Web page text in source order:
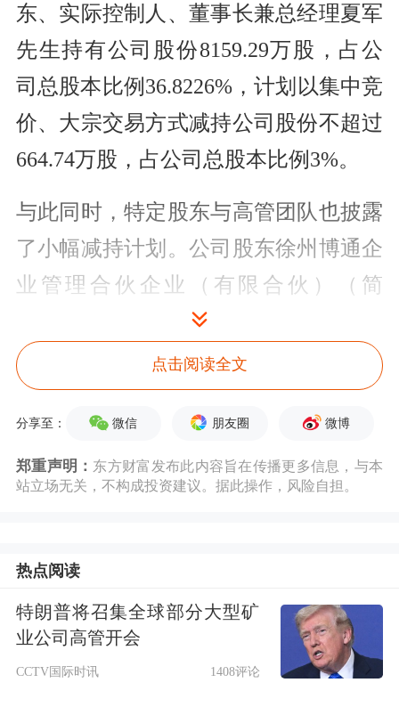
东、实际控制人、董事长兼总经理夏军
先生持有公司股份8159.29万股，占公
司总股本比例36.8226%，计划以集中竞
价、大宗交易方式减持公司股份不超过
664.74万股，占公司总股本比例3%。
与此同时，特定股东与高管团队也披露
了小幅减持计划。公司股东徐州博通企
业管理合伙企业（有限合伙）（简
称“博通”）持有公司股份37.49万股，占
公司总股本比例0.1692%，计划以集中
竞价方式减持公司股份不超过9.36万
股，占公司总股本比例0.0422%。值得
注意的是，董事、董事会秘书兼财务总
都将通过博通分别减持不超过44100
股、33000股和16500股。
此外，公司副总经理朱丰女士也因个人
点击阅读全文
分享至： 微信 朋友圈 微博
郑重声明： 东方财富发布此内容旨在传播更多信息，与本
站立场无关，不构成投资建议。据此操作，风险自担。
热点阅读
特朗普将召集全球部分大型矿
业公司高管开会
CCTV国际时讯 1408评论